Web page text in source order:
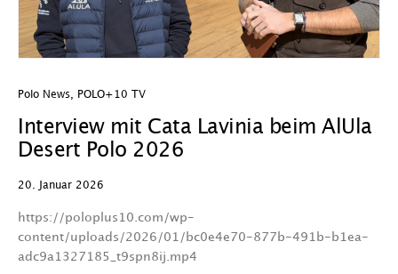
Polo News POLO+10 TV
Interview mit Cata Lavinia beim AlUla
Desert Polo 2026
20. Januar 2026
https://poloplus10.com/wp-
content/uploads/2026/01/bc0e4e70-877b-491b-b1ea-
adc9a1327185_t9spn8ij.mp4